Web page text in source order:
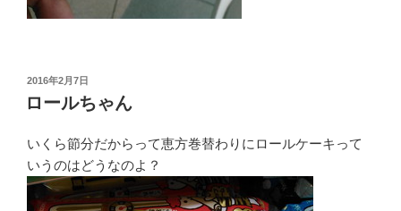
投
稿
日:
2016年2月7日
ロールちゃん
いくら節分だからって恵方巻替わりにロールケーキって
いうのはどうなのよ？